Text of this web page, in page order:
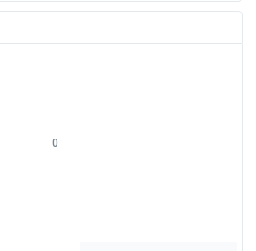
0